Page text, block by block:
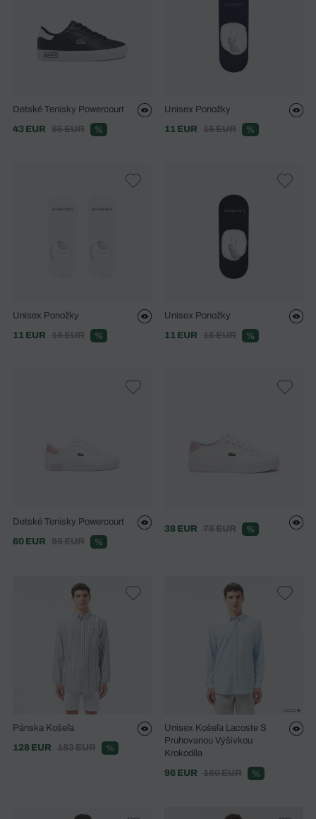
Detské Tenisky Powercourt
43 EUR
85 EUR %
Unisex Ponožky
11 EUR
15 EUR %
Unisex Ponožky
11 EUR
15 EUR %
Unisex Ponožky
11 EUR
15 EUR %
Detské Tenisky Powercourt
60 EUR
85 EUR %
38 EUR 75 EUR %
Pánska Košeľa
128 EUR
183 EUR %
Unisex Košeľa Lacoste S
Pruhovanou Výšivkou
Krokodíla
96 EUR
160 EUR %